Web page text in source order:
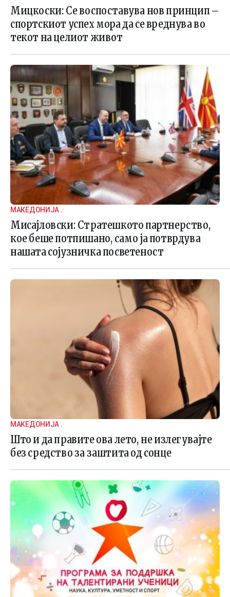
Мицкоски: Се воспоставува нов принцип –
спортскиот успех мора да се вреднува во
текот на целиот живот
МАКЕДОНИЈА .
Мисајловски: Стратешкото партнерство,
кое беше потпишано, само ја потврдува
нашата сојузничка посветеност
МАКЕДОНИЈА .
Што и да правите ова лето, не излегувајте
без средство за заштита од сонце